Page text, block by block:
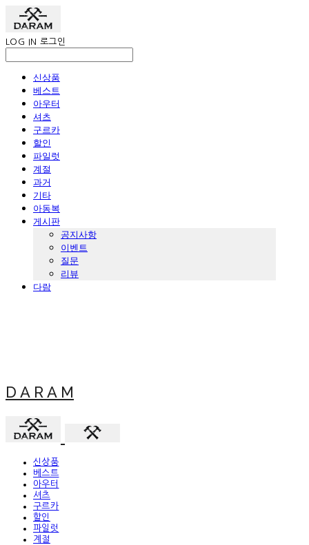
LOG IN 로그인
신상품
베스트
아우터
셔츠
구르카
할인
파일럿
계절
과거
기타
아동복
게시판
공지사항
이벤트
질문
리뷰
다람
D A R A M
신상품
베스트
아우터
셔츠
구르카
할인
파일럿
계절